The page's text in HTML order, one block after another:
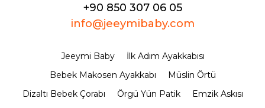
+90 850 307 06 05
info@jeeymibaby.com
Jeeymi Baby
İlk Adım Ayakkabısı
Bebek Makosen Ayakkabı
Müslin Örtü
Dizaltı Bebek Çorabı
Örgü Yün Patik
Emzik Askısı